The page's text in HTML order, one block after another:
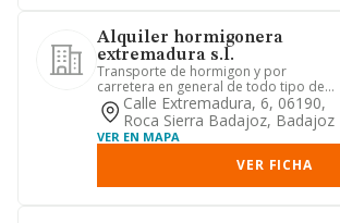
Alquiler hormigonera
extremadura s.l.
Transporte de hormigon y por
carretera en general de todo tipo de
mercancias. alquiler de camiones ...
Calle Extremadura, 6, 06190,
Roca Sierra Badajoz, Badajoz
VER EN MAPA
VER FICHA